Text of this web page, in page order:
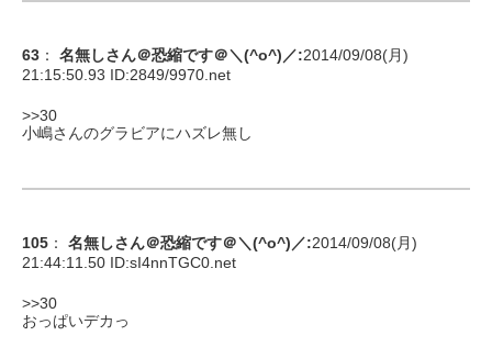
63 ： 名無しさん＠恐縮です＠＼(^o^)／:2014/09/08(月)
21:15:50.93 ID:2849/9970.net
>>30
小嶋さんのグラビアにハズレ無し
105 ： 名無しさん＠恐縮です＠＼(^o^)／:2014/09/08(月)
21:44:11.50 ID:sI4nnTGC0.net
>>30
おっぱいデカっ